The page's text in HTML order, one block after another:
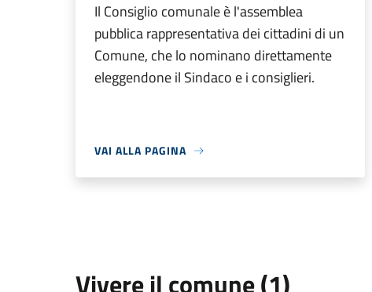
Il Consiglio comunale è l'assemblea
pubblica rappresentativa dei cittadini di un
Comune, che lo nominano direttamente
eleggendone il Sindaco e i consiglieri.
VAI ALLA PAGINA
Vivere il comune (1)